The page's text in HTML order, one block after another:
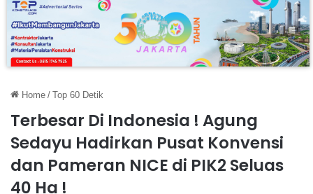
Home / Top 60 Detik
Terbesar Di Indonesia ! Agung
Sedayu Hadirkan Pusat Konvensi
dan Pameran NICE di PIK2 Seluas
40 Ha !